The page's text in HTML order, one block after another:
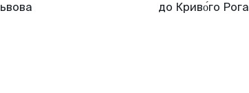
до Криво́го Рога